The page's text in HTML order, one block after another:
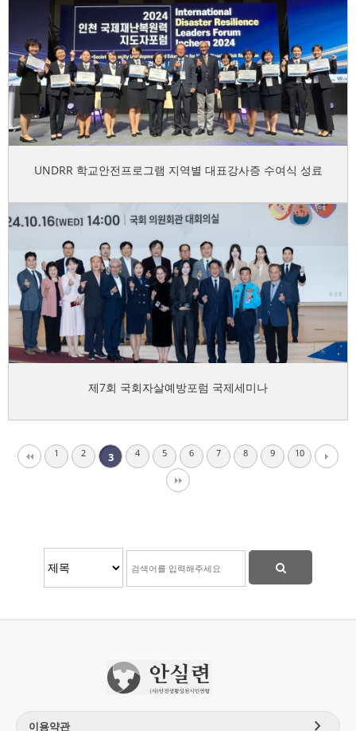
UNDRR 학교안전프로그램 지역별 대표강사증 수여식 성료
제7회 국회자살예방포럼 국제세미나
1 2 3 4 5 6 7 8 9 10
이용약관 chevron_right